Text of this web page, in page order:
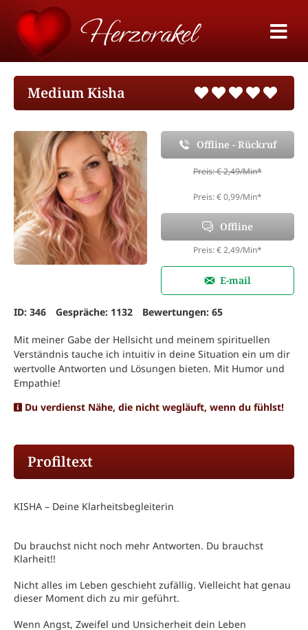
Medium Kisha
Offline - Rückruf
Preis: € 2,49/Min*
Preis: € 0,99/Min*
Offline
Preis: € 2,49/Min*
E-mail
ID: 346 Gespräche: 1132 Bewertungen: 65
Mit meiner Gabe der Hellsicht und meinem spirituellen
Verständnis tauche ich intuitiv in deine Situation ein um dir
wertvolle Antworten und Lösungen bieten. Mit Humor und
Empathie!
Du verdienst Nähe, die nicht wegläuft, wenn du fühlst!
Profiltext
KISHA – Deine Klarheitsbegleiterin
Du brauchst nicht noch mehr Antworten. Du brauchst
Klarheit!!
Nicht alles im Leben geschieht zufällig. Vielleicht hat genau
dieser Moment dich zu mir geführt.
Wenn Angst, Zweifel und Unsicherheit dein Leben